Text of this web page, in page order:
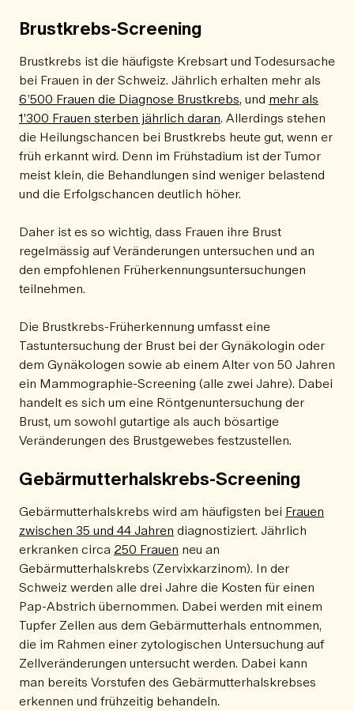
Brustkrebs-Screening
Brustkrebs ist die häufigste Krebsart und Todesursache
bei Frauen in der Schweiz. Jährlich erhalten mehr als
6’500 Frauen die Diagnose Brustkrebs, und mehr als
1'300 Frauen sterben jährlich daran. Allerdings stehen
die Heilungschancen bei Brustkrebs heute gut, wenn er
früh erkannt wird. Denn im Frühstadium ist der Tumor
meist klein, die Behandlungen sind weniger belastend
und die Erfolgschancen deutlich höher.
Daher ist es so wichtig, dass Frauen ihre Brust
regelmässig auf Veränderungen untersuchen und an
den empfohlenen Früherkennungsuntersuchungen
teilnehmen.
Die Brustkrebs-Früherkennung umfasst eine
Tastuntersuchung der Brust bei der Gynäkologin oder
dem Gynäkologen sowie ab einem Alter von 50 Jahren
ein Mammographie-Screening (alle zwei Jahre). Dabei
handelt es sich um eine Röntgenuntersuchung der
Brust, um sowohl gutartige als auch bösartige
Veränderungen des Brustgewebes festzustellen.
Gebärmutterhalskrebs-Screening
Gebärmutterhalskrebs wird am häufigsten bei Frauen
zwischen 35 und 44 Jahren diagnostiziert. Jährlich
erkranken circa 250 Frauen neu an
Gebärmutterhalskrebs (Zervixkarzinom). In der
Schweiz werden alle drei Jahre die Kosten für einen
Pap-Abstrich übernommen. Dabei werden mit einem
Tupfer Zellen aus dem Gebärmutterhals entnommen,
die im Rahmen einer zytologischen Untersuchung auf
Zellveränderungen untersucht werden. Dabei kann
man bereits Vorstufen des Gebärmutterhalskrebses
erkennen und frühzeitig behandeln.